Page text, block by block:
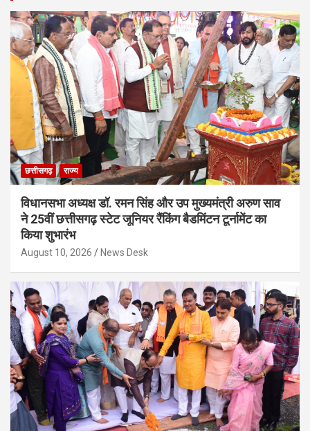
छत्तीसगढ़ राज्य
विधानसभा अध्यक्ष डॉ. रमन सिंह और उप मुख्यमंत्री अरुण साव
ने 25वीं छत्तीसगढ़ स्टेट जूनियर रैंकिंग बैडमिंटन टूर्नामेंट का
किया शुभारंभ
August 10, 2026 News Desk